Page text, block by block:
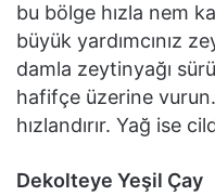
bu bölge hızla nem
büyük yardımcınız
damla zeytinyağı
hafifçe üzerine vurun.
hızlandırır. Yağ ise
Dekolteye Yeşil Çay